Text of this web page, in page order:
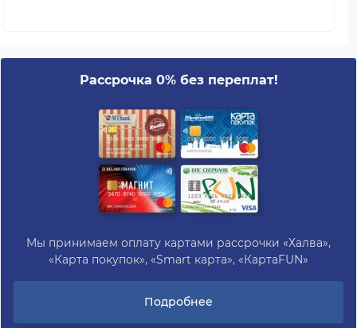
Рассрочка 0% без переплат!
Мы принимаем оплату картами рассрочки «Халва»,
«Карта покупок», «Smart карта», «КартаFUN»
Подробнее